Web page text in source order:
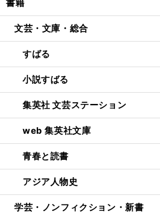
書籍
文芸・文庫・総合
すばる
小説すばる
集英社 文芸ステーション
web 集英社文庫
青春と読書
アジア人物史
学芸・ノンフィクション・新書